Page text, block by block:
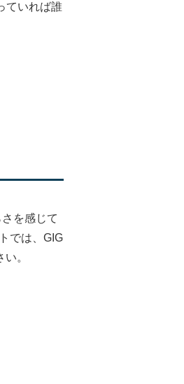
ていれば誰
を感じて
では、GIG
。